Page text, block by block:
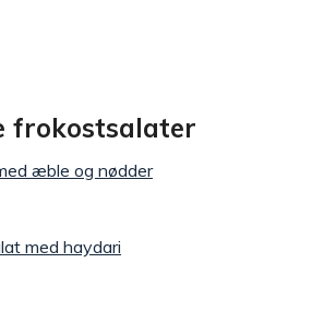
frokostsalater
æble og nødder
med haydari